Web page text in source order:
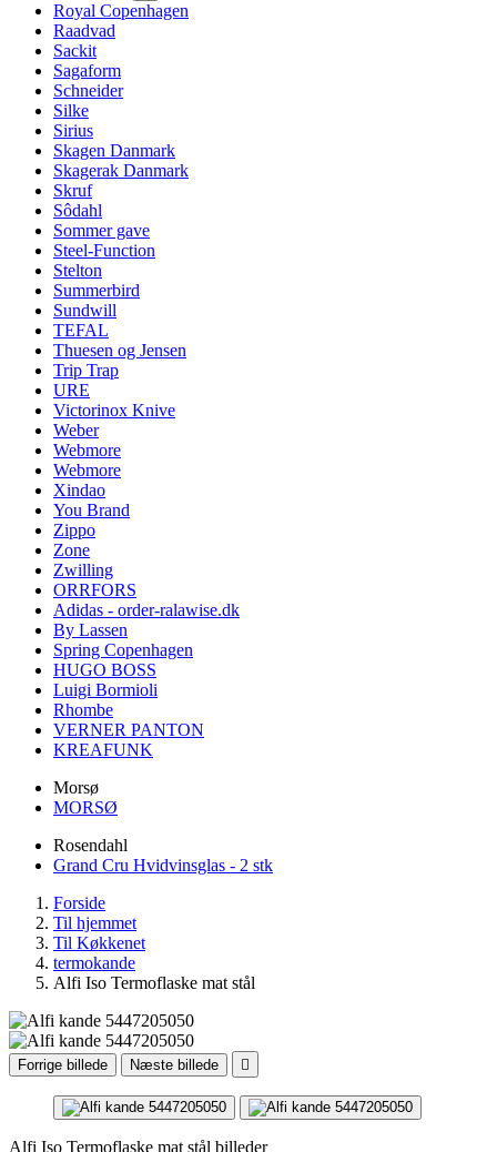
Royal Copenhagen
Raadvad
Sackit
Sagaform
Schneider
Silke
Sirius
Skagen Danmark
Skagerak Danmark
Skruf
Sôdahl
Sommer gave
Steel-Function
Stelton
Summerbird
Sundwill
TEFAL
Thuesen og Jensen
Trip Trap
URE
Victorinox Knive
Weber
Webmore
Webmore
Xindao
You Brand
Zippo
Zone
Zwilling
ORRFORS
Adidas - order-ralawise.dk
By Lassen
Spring Copenhagen
HUGO BOSS
Luigi Bormioli
Rhombe
VERNER PANTON
KREAFUNK
Morsø
MORSØ
Rosendahl
Grand Cru Hvidvinsglas - 2 stk
Forside
Til hjemmet
Til Køkkenet
termokande
Alfi Iso Termoflaske mat stål
Forrige billede Næste billede 
Alfi Iso Termoflaske mat stål billeder